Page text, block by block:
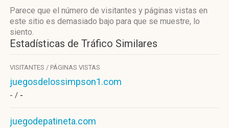
Parece que el número de visitantes y páginas vistas en
este sitio es demasiado bajo para que se muestre, lo
siento.
Estadísticas de Tráfico Similares
VISITANTES / PÁGINAS VISTAS
juegosdelossimpson1.com
- / -
juegodepatineta.com